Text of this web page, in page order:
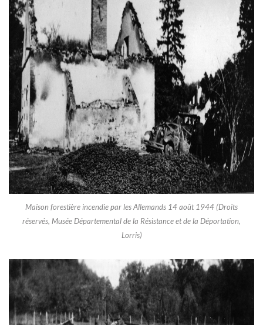
Maison forestière incendie par les Allemands 14 août 1944 (Droits
réservés, Musée Départemental de la Résistance et de la Déportation,
Lorris)